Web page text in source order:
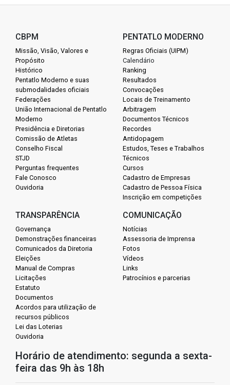
CBPM
Missão, Visão, Valores e
Propósito
Histórico
Pentatlo Moderno e suas
submodalidades oficiais
Federações
União Internacional de Pentatlo
Moderno
Presidência e Diretorias
Comissão de Atletas
Conselho Fiscal
STJD
Perguntas frequentes
Fale Conosco
Ouvidoria
PENTATLO MODERNO
Regras Oficiais (UIPM)
Calendário
Ranking
Resultados
Convocações
Locais de Treinamento
Arbitragem
Documentos Técnicos
Recordes
Antidopagem
Estudos, Teses e Trabalhos
Técnicos
Cursos
Cadastro de Empresas
Cadastro de Pessoa Física
Inscrição em competições
TRANSPARÊNCIA
Governança
Demonstrações financeiras
Comunicados da Diretoria
Eleições
Manual de Compras
Licitações
Estatuto
Documentos
Acordos para utilização de
recursos públicos
Lei das Loterias
Ouvidoria
COMUNICAÇÃO
Notícias
Assessoria de Imprensa
Fotos
Vídeos
Links
Patrocínios e parcerias
Horário de atendimento: segunda a sexta-
feira das 9h às 18h